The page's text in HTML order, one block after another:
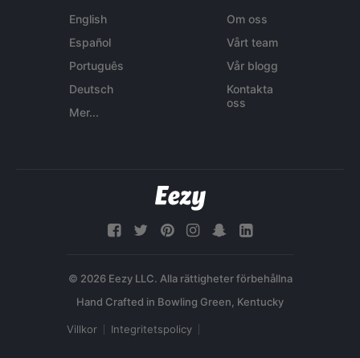
English
Español
Português
Deutsch
Mer...
Om oss
Vårt team
Vår blogg
Kontakta
oss
© 2026 Eezy LLC. Alla rättigheter förbehållna
Villkor Integritetspolicy